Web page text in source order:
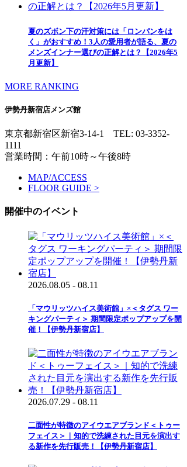
夏のズボン下の汗対策には「ロンパンをは
く」がおすすめ！3人の愛用者が語る、夏の
メンズインナー選びの正解とは？【2026年5
月更新】
MORE RANKING
伊勢丹新宿店メンズ館
東京都新宿区新宿3-14-1 TEL: 03-3352-
1111
営業時間：午前10時～午後8時
MAP/ACCESS
FLOOR GUIDE >
開催中のイベント
2026.08.05 - 08.11
「マウリッツハイス美術館」×＜タグス ワー
キングパーティ＞ 期間限定ポップアップを開
催！【伊勢丹新宿店】
2026.07.29 - 08.11
二面性が特徴のアイウエアブランド＜トゥー
フェイス＞｜知的で洗練された目元を演出す
る新作を先行販売！【伊勢丹新宿店】